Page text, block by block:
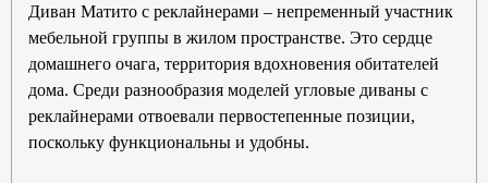
Диван Матито с реклайнерами – непременный участник
мебельной группы в жилом пространстве. Это сердце
домашнего очага, территория вдохновения обитателей
дома. Среди разнообразия моделей угловые диваны с
реклайнерами отвоевали первостепенные позиции,
поскольку функциональны и удобны.